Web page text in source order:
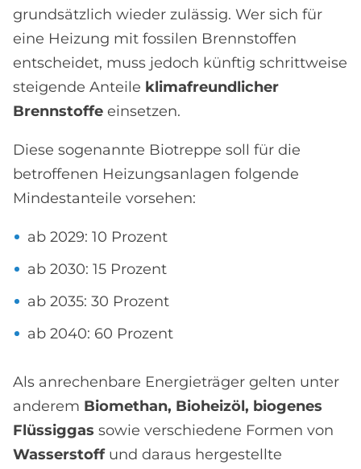
grundsätzlich wieder zulässig. Wer sich für
eine Heizung mit fossilen Brennstoffen
entscheidet, muss jedoch künftig schrittweise
steigende Anteile klimafreundlicher
Brennstoffe einsetzen.
Diese sogenannte Biotreppe soll für die
betroffenen Heizungsanlagen folgende
Mindestanteile vorsehen:
ab 2029: 10 Prozent
ab 2030: 15 Prozent
ab 2035: 30 Prozent
ab 2040: 60 Prozent
Als anrechenbare Energieträger gelten unter
anderem Biomethan, Bioheizöl, biogenes
Flüssiggas sowie verschiedene Formen von
Wasserstoff und daraus hergestellte